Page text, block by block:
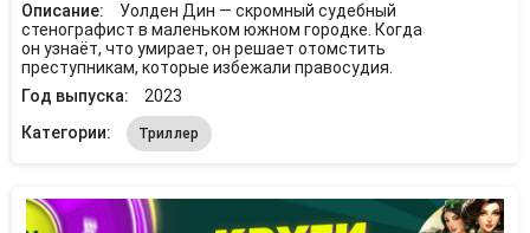
Описание:
Уолден Дин — скромный судебный
стенографист в маленьком южном городке. Когда
он узнаёт, что умирает, он решает отомстить
преступникам, которые избежали правосудия.
Год выпуска:
2023
Категории:
Триллер